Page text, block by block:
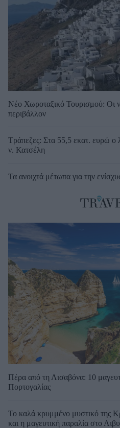
Νέο Χωροταξικό Τουρισμού: Οι
περιβάλλον
Τράπεζες: Στα 55,5 εκατ. ευρώ ο
ν. Κατσέλη
Τα ανοιχτά μέτωπα για την
Πέρα από τη Λισαβόνα: 10
Πορτογαλίας
Το καλά κρυμμένο μυστικό της
και η μαγευτική παραλία στο